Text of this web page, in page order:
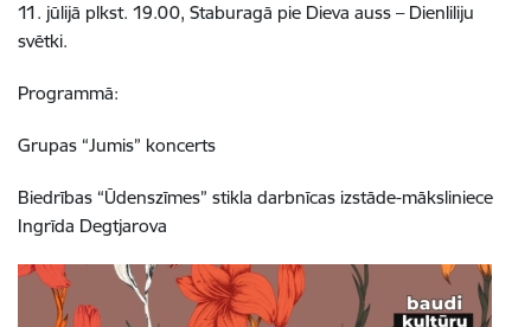
11. jūlijā plkst. 19.00, Staburagā pie Dieva auss – Dienliliju
svētki.
Programmā:
Grupas “Jumis” koncerts
Biedrības “Ūdenszīmes” stikla darbnīcas izstāde-māksliniece
Ingrīda Degtjarova